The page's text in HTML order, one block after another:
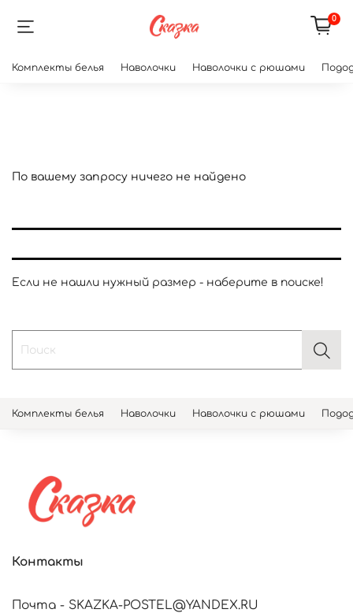
0
Комплекты белья Наволочки Наволочки с рюшами
По вашему запросу ничего не найдено
Если не нашли нужный размер - наберите в поиске!
Комплекты белья Наволочки Наволочки с рюшами
Контакты
Почта - SKAZKA-POSTEL@YANDEX.RU